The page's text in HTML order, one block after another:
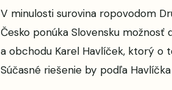
V minulosti surovina ropovodom
Česko ponúka Slovensku
a obchodu Karel Havlíček, ktorý o
Súčasné riešenie by podľa